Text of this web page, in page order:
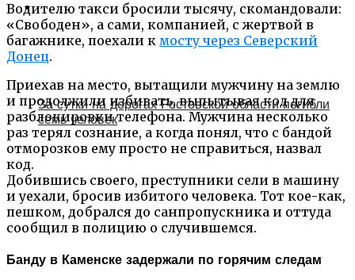
Водителю такси бросили тысячу, скомандовали:
«Свободен», а сами, компанией, с жертвой в
багажнике, поехали к мосту через Северский
Донец.
Приехав на место, вытащили мужчину на землю
и продолжили избивать, выпытывая код для
разблокировки телефона. Мужчина несколько
раз терял сознание, а когда понял, что с бандой
отморозков ему просто не справиться, назвал
код.
Добившись своего, преступники сели в машину
и уехали, бросив избитого человека. Тот кое-как,
пешком, добрался до санпропускника и оттуда
сообщил в полицию о случившемся.
Банду в Каменске задержали по горячим следам
За сутки на дорогах Ростовской области погибли
семь человек